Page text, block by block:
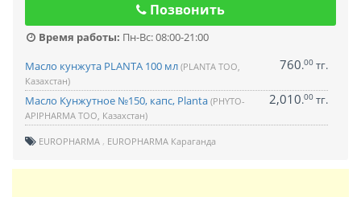
Позвонить
Время работы: Пн-Вс: 08:00-21:00
Масло кунжута PLANTA 100 мл (PLANTA ТОО,
Казахстан)
760.00 тг.
Масло Кунжутное №150, капс, Planta (PHYTO-
APIPHARMA ТОО, Казахстан)
2,010.00 тг.
EUROPHARMA EUROPHARMA Караганда